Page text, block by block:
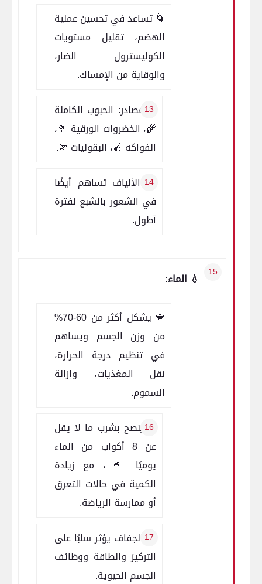
🌀 تساعد في تحسين عملية
الهضم، تقليل مستويات
الكوليسترول الضار،
والوقاية من الإمساك.
✅ مصادر: الحبوب الكاملة
🌾، الخضروات الورقية 🥦،
الفواكه 🍎، البقوليات 🫘.
💡 الألياف تساهم أيضًا
في الشعور بالشبع لفترة
أطول.
💧 الماء:
💙 يشكل أكثر من 60-70%
من وزن الجسم ويساهم
في تنظيم درجة الحرارة،
نقل المغذيات، وإزالة
السموم.
✅ يُنصح بشرب ما لا يقل
عن 8 أكواب من الماء
يوميًا 🥤، مع زيادة
الكمية في حالات التعرق
أو ممارسة الرياضة.
🚱 الجفاف يؤثر سلبًا على
التركيز والطاقة ووظائف
الجسم الحيوية.